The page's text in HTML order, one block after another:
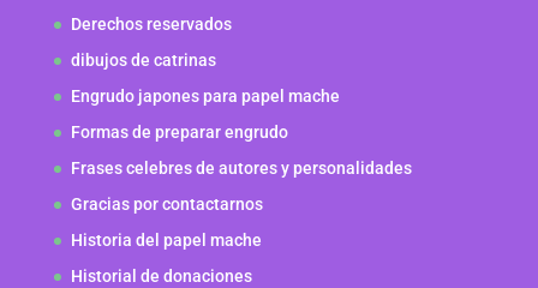
Derechos reservados
dibujos de catrinas
Engrudo japones para papel mache
Formas de preparar engrudo
Frases celebres de autores y personalidades
Gracias por contactarnos
Historia del papel mache
Historial de donaciones